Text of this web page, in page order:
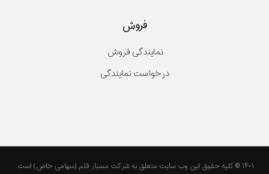
فروش
نمایندگی فروش
درخواست نمایندگی
۱۴۰۱ © کلیه حقوق این وب سایت متعلق به شرکت مسبار قلم (سهامی خاص) است.